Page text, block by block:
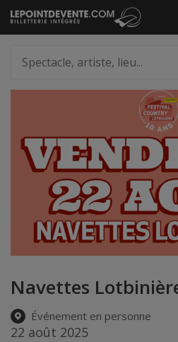
Passer
au
artiste,
lieu...
Navettes
Événement en personne
22 août 2025